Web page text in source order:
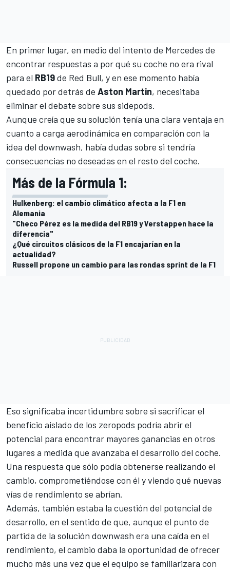
En primer lugar, en medio del intento de Mercedes de
encontrar respuestas a por qué su coche no era rival
para el RB19de Red Bull, y en ese momento había
quedado por detrás de Aston Martin, necesitaba
eliminar el debate sobre sus sidepods.
Aunque creía que su solución tenía una clara ventaja en
cuanto a carga aerodinámica en comparación con la
idea del downwash, había dudas sobre si tendría
consecuencias no deseadas en el resto del coche.
Más de la Fórmula 1:
Hulkenberg: el cambio climático afecta a la F1 en
Alemania
"Checo Pérez es la medida del RB19 y Verstappen hace la
diferencia"
¿Qué circuitos clásicos de la F1 encajarían en la
actualidad?
Russell propone un cambio para las rondas sprint de la F1
Eso significaba incertidumbre sobre si sacrificar el
beneficio aislado de los zeropods podría abrir el
potencial para encontrar mayores ganancias en otros
lugares a medida que avanzaba el desarrollo del coche.
Una respuesta que sólo podía obtenerse realizando el
cambio, comprometiéndose con él y viendo qué nuevas
vías de rendimiento se abrían.
Además, también estaba la cuestión del potencial de
desarrollo, en el sentido de que, aunque el punto de
partida de la solución downwash era una caída en el
rendimiento, el cambio daba la oportunidad de ofrecer
mucho más una vez que el equipo se familiarizara con